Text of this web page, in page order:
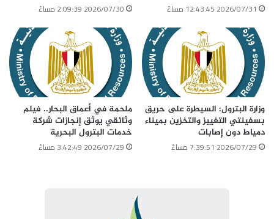
2026/07/31 12:43:45 مساءً
2026/07/30 2:09:39 مساءً
وزارة البترول: السيطرة على حريق
بسفينتي التغييز والتخزين بميناء
دمياط دون إصابات
2026/07/29 7:39:51 مساءً
ملحمة في أعماق البحار.. فيلم
وثائقي يوثق إنجازات شركة
خدمات البترول البحرية
2026/07/29 3:42:49 مساءً